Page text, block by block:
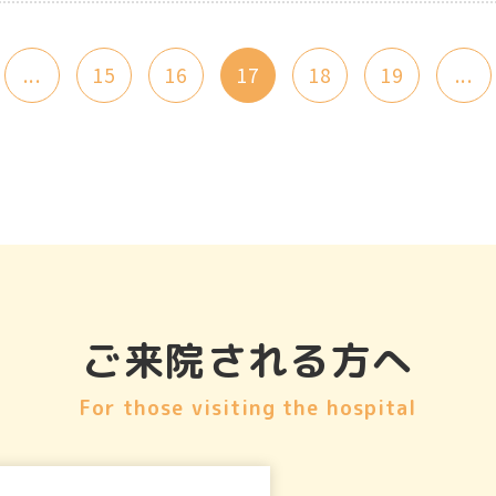
... 15 16 17 18 19 ...
ご来院される方へ
For those visiting the hospital